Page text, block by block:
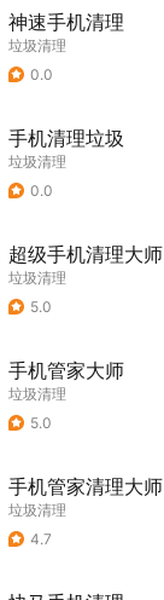
神速手机清理
垃圾清理
0.0
手机清理垃圾
垃圾清理
0.0
超级手机清理大师
垃圾清理
5.0
手机管家大师
垃圾清理
5.0
手机管家清理大师
垃圾清理
4.7